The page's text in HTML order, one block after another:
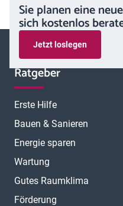
Sie planen eine
sich kostenlos
Jetzt loslegen
Ratgeber
Erste Hilfe
Bauen & Sanieren
Energie sparen
Wartung
Gutes Raumklima
Förderung